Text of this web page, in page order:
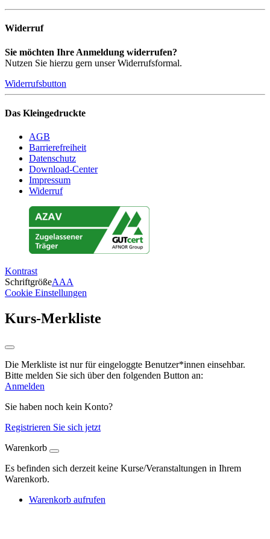
Widerruf
Sie möchten Ihre Anmeldung widerrufen?
Nutzen Sie hierzu gern unser Widerrufsformal.
Widerrufsbutton
Das Kleingedruckte
AGB
Barrierefreiheit
Datenschutz
Download-Center
Impressum
Widerruf
Kontrast
SchriftgrößeAAA
Cookie Einstellungen
Kurs-Merkliste
Die Merkliste ist nur für eingeloggte Benutzer*innen einsehbar.
Bitte melden Sie sich über den folgenden Button an:
Anmelden
Sie haben noch kein Konto?
Registrieren Sie sich jetzt
Warenkorb
Es befinden sich derzeit keine Kurse/Veranstaltungen in Ihrem
Warenkorb.
Warenkorb aufrufen